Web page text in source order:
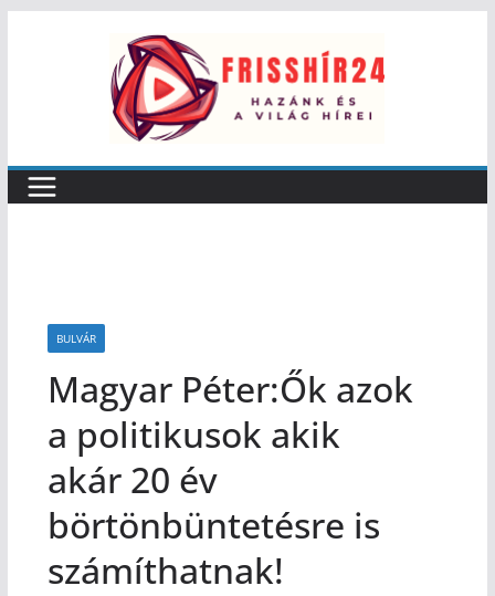
BULVÁR
Magyar Péter:Ők azok
a politikusok akik
akár 20 év
börtönbüntetésre is
számíthatnak!